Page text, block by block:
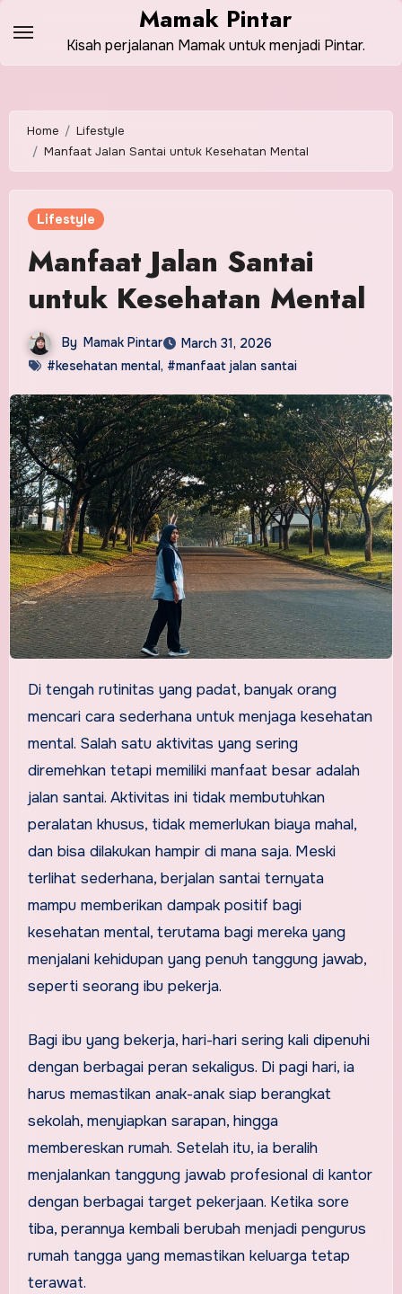
content
Mamak Pintar
Kisah perjalanan Mamak untuk menjadi Pintar.
Home
Lifestyle
Manfaat Jalan Santai untuk Kesehatan Mental
Lifestyle
Manfaat Jalan Santai
untuk Kesehatan Mental
By Mamak Pintar
March 31, 2026
#kesehatan mental, #manfaat jalan santai
Di tengah rutinitas yang padat, banyak orang
mencari cara sederhana untuk menjaga kesehatan
mental. Salah satu aktivitas yang sering
diremehkan tetapi memiliki manfaat besar adalah
jalan santai. Aktivitas ini tidak membutuhkan
peralatan khusus, tidak memerlukan biaya mahal,
dan bisa dilakukan hampir di mana saja. Meski
terlihat sederhana, berjalan santai ternyata
mampu memberikan dampak positif bagi
kesehatan mental, terutama bagi mereka yang
menjalani kehidupan yang penuh tanggung jawab,
seperti seorang ibu pekerja.
Bagi ibu yang bekerja, hari-hari sering kali dipenuhi
dengan berbagai peran sekaligus. Di pagi hari, ia
harus memastikan anak-anak siap berangkat
sekolah, menyiapkan sarapan, hingga
membereskan rumah. Setelah itu, ia beralih
menjalankan tanggung jawab profesional di kantor
dengan berbagai target pekerjaan. Ketika sore
tiba, perannya kembali berubah menjadi pengurus
rumah tangga yang memastikan keluarga tetap
terawat.